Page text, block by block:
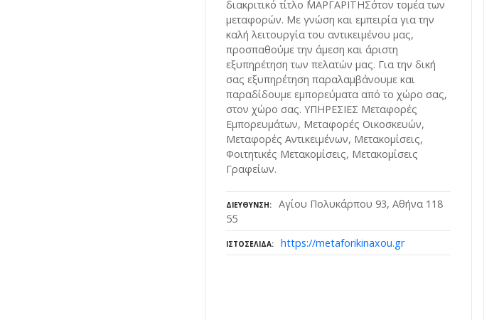
διακριτικό τίτλο ΄ΜΑΡΓΑΡΙΤΗΣ΄στον τομέα των
μεταφορών. Με γνώση και εμπειρία για την
καλή λειτουργία του αντικειμένου μας,
προσπαθούμε την άμεση και άριστη
εξυπηρέτηση των πελατών μας. Για την δική
σας εξυπηρέτηση παραλαμβάνουμε και
παραδίδουμε εμπορεύματα από το χώρο σας,
στον χώρο σας. ΥΠΗΡΕΣΙΕΣ Μεταφορές
Εμπορευμάτων, Μεταφορές Οικοσκευών,
Μεταφορές Αντικειμένων, Μετακομίσεις,
Φοιτητικές Μετακομίσεις, Μετακομίσεις
Γραφείων.
ΔΙΕΎΘΥΝΣΗ
Αγίου Πολυκάρπου 93, Αθήνα 118
55
ΙΣΤΟΣΕΛΊΔΑ https://metaforikinaxou.gr